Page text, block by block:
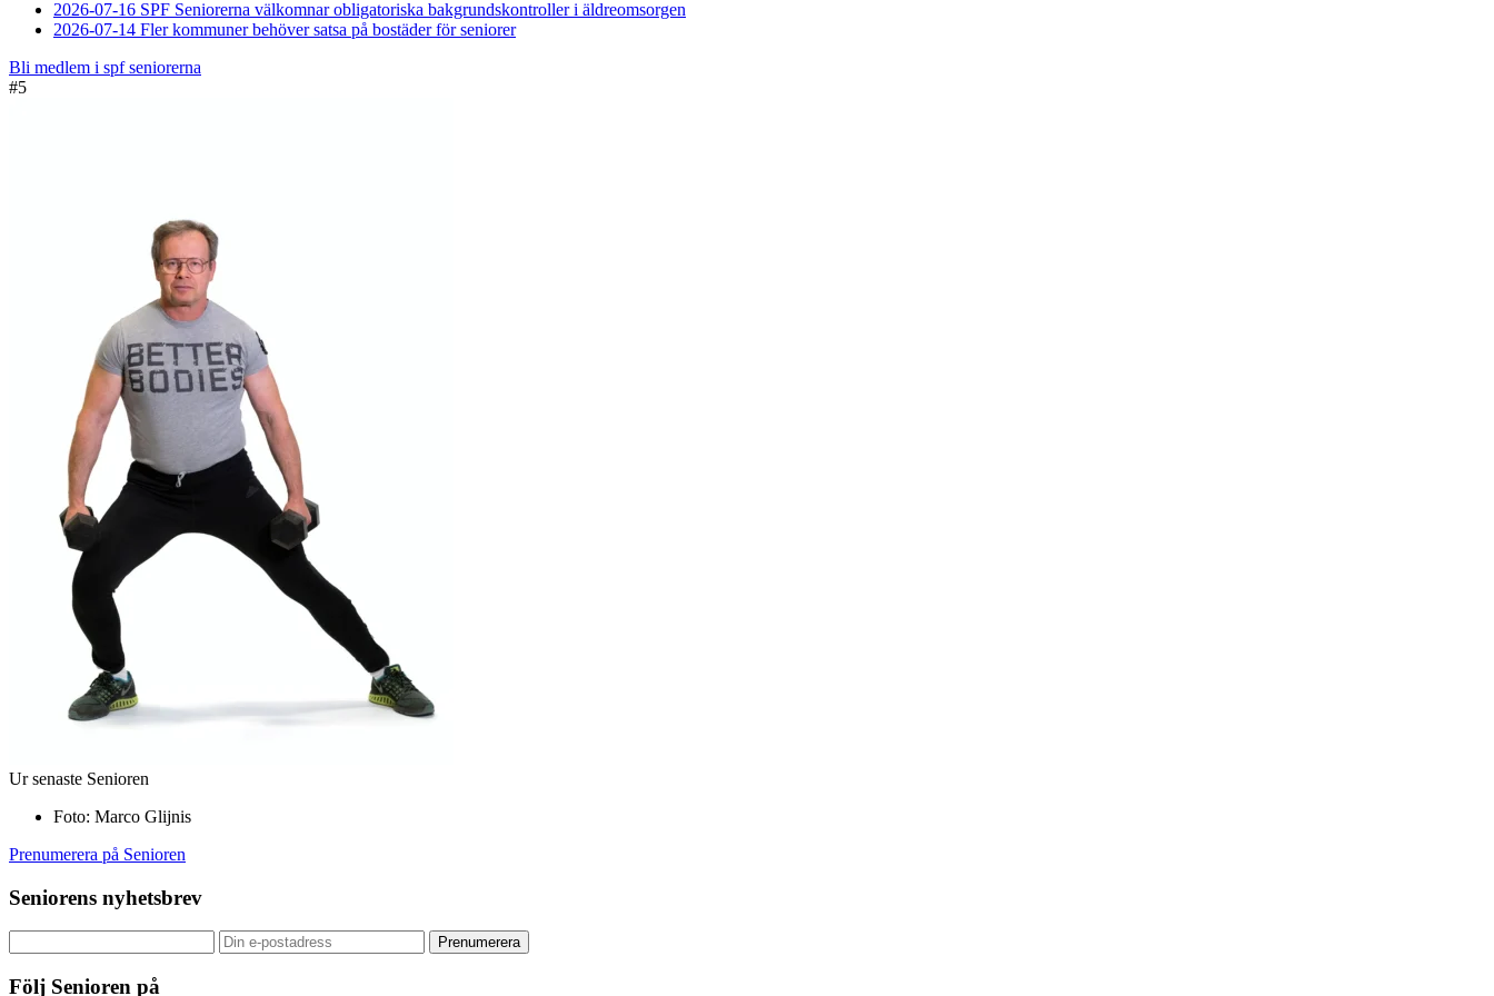
2026-07-16 SPF Seniorerna välkomnar obligatoriska bakgrundskontroller i äldreomsorgen
2026-07-14 Fler kommuner behöver satsa på bostäder för seniorer
Bli medlem i spf seniorerna
#5
Ursenaste Senioren
Foto: Marco Glijnis
Prenumerera på Senioren
Seniorens nyhetsbrev
Följ Senioren på